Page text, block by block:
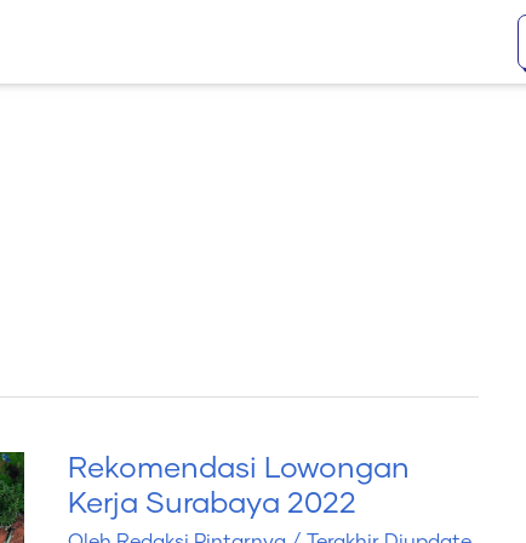
Rekomendasi Lowongan
Kerja Surabaya 2022
Rekomendasi
Lowongan